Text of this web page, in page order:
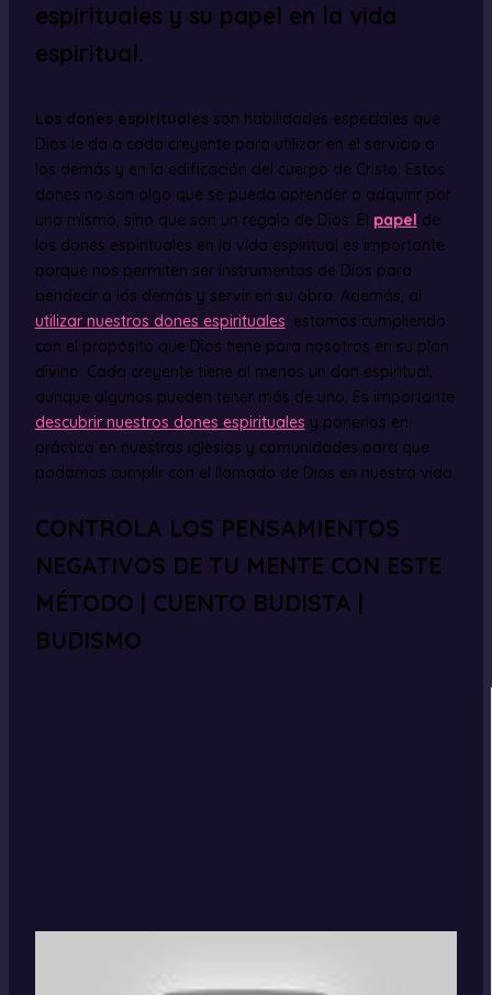
espirituales y su papel en la vida
espiritual.
Los dones espiritualesson habilidades especiales que
Dios le da a cada creyente para utilizar en el servicio a
los demás y en la edificación del cuerpo de Cristo. Estos
dones no son algo que se pueda aprender o adquirir por
uno mismo, sino que son un regalo de Dios. El papel de
los dones espirituales en la vida espiritual es importante
porque nos permiten ser instrumentos de Dios para
bendecir a los demás y servir en su obra. Además, al
utilizar nuestros dones espirituales , estamos cumpliendo
con el propósito que Dios tiene para nosotros en su plan
divino. Cada creyente tiene al menos un don espiritual,
aunque algunos pueden tener más de uno. Es importante
descubrir nuestros dones espirituales y ponerlos en
práctica en nuestras iglesias y comunidades para que
podamos cumplir con el llamado de Dios en nuestra vida.
CONTROLA LOS PENSAMIENTOS
NEGATIVOS DE TU MENTE CON ESTE
MÉTODO | CUENTO BUDISTA |
BUDISMO